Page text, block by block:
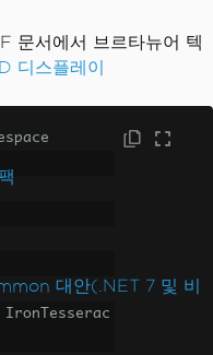
디스플레이
대안(.NET 7 및 비
문서에서 브르타뉴어 텍